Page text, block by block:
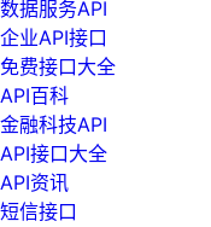
数据服务API
企业API接口
免费接口大全
API百科
金融科技API
API接口大全
API资讯
短信接口